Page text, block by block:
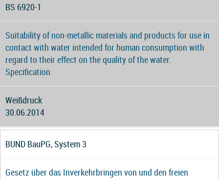
BS 6920-1
Suitability of non-metallic materials and products for use in
contact with water intended for human consumption with
regard to their effect on the quality of the water.
Specification
Weißdruck
30.06.2014
BUND BauPG, System 3
Gesetz über das Inverkehrbringen von und den freien